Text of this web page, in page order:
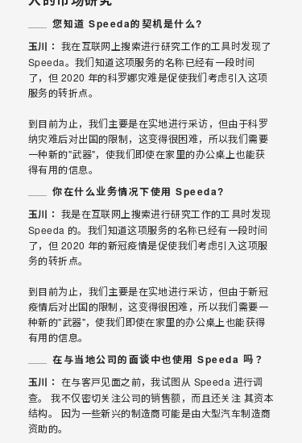
您知道 Speeda的契机是什么?
玉川： 我在互联网上搜索进行研究工作的工具时发现了
Speeda。我们知道这项服务的名称已经有一段时间
了，但 2020 年的科罗娜灾难是促使我们考虑引入这项
服务的转折点。
到目前为止，我们主要是在实地进行采访，但由于科罗
纳灾难后对出国的限制，这变得很困难，所以我们需要
一种新的"武器"，使我们即使在家里的办公桌上也能获
得有用的信息。
你在什么业务情况下使用 Speeda?
玉川： 我是在互联网上搜索进行研究工作的工具时发现
Speeda 的。我们知道这项服务的名称已经有一段时间
了，但 2020 年的新冠疫情是促使我们考虑引入这项服
务的转折点。
到目前为止，我们主要是在实地进行采访，但由于新冠
疫情后对出国的限制，这变得很困难，所以我们需要一
种新的"武器"，使我们即使在家里的办公桌上也能获得
有用的信息。
在与当地公司的面谈中也使用 Speeda 吗？
玉川： 在与客戸见面之前，我试图从 Speeda 进行调
查。 我不仅密切关注公司的销售额，而且还关注 其资本
结构。 因为一些新兴的制造商可能是由大型汽车制造商
资助的。